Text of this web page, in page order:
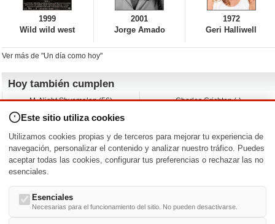
1999
Wild wild west
2001
Jorge Amado
1972
Geri Halliwell
Ver más de "Un día como hoy"
Hoy también cumplen
M. Night Shyamalan (56)
Andy Warhol (98)
Melissa George (50)
Vera Farmiga (53)
Charles Crichton (-)
Jeremy Ratchford (61)
Jason O’Mara (54)
Nacimientos y estrenos en la fecha
DD/MM /
Este sitio utiliza cookies
Utilizamos cookies propias y de terceros para mejorar tu experiencia de
navegación, personalizar el contenido y analizar nuestro tráfico. Puedes
aceptar todas las cookies, configurar tus preferencias o rechazar las no
esenciales.
Esenciales
Necesarias para el funcionamiento del sitio. No pueden desactivarse.